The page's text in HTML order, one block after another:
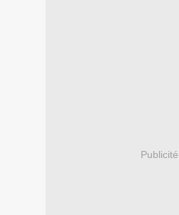
Publicité